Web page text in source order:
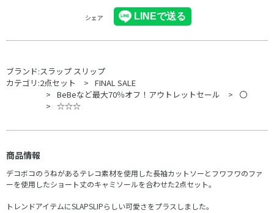
シェア
ブランド:スラップ スリップ
カテゴリ:2点セット
FINAL SALE
BeBeなど最大70％オフ！アウトレットセール
〇
☆☆☆
商品情報
デコボコのうねがあるテレコ素材を使用した長袖カットソーとフワフワのファ
ーを使用したショート丈のキャミソールを合わせた2点セット。
トレンドアイテムにSLAPSLIPらしい可愛さをプラスしました。